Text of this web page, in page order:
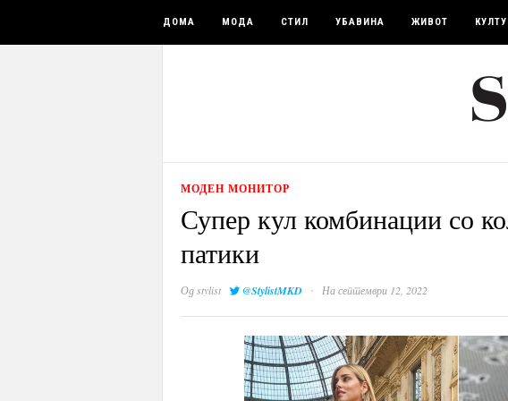
ДОМА МОДА СТИЛ УБАВИНА ЖИВОТ
МОДЕН МОНИТОР
Супер кул комбинации со
патики
Одstylist @StylistMKD · На септември 12, 2022